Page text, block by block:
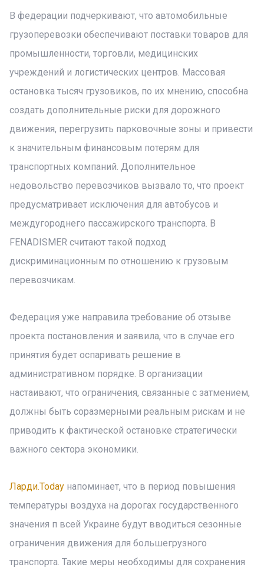
В федерации подчеркивают, что автомобильные
грузоперевозки обеспечивают поставки товаров для
промышленности, торговли, медицинских
учреждений и логистических центров. Массовая
остановка тысяч грузовиков, по их мнению, способна
создать дополнительные риски для дорожного
движения, перегрузить парковочные зоны и привести
к значительным финансовым потерям для
транспортных компаний. Дополнительное
недовольство перевозчиков вызвало то, что проект
предусматривает исключения для автобусов и
междугороднего пассажирского транспорта. В
FENADISMER считают такой подход
дискриминационным по отношению к грузовым
перевозчикам.
Федерация уже направила требование об отзыве
проекта постановления и заявила, что в случае его
принятия будет оспаривать решение в
административном порядке. В организации
настаивают, что ограничения, связанные с затмением,
должны быть соразмерными реальным рискам и не
приводить к фактической остановке стратегически
важного сектора экономики.
Ларди.Today напоминает, что в период повышения
температуры воздуха на дорогах государственного
значения п всей Украине будут вводиться сезонные
ограничения движения для большегрузного
транспорта. Такие меры необходимы для сохранения